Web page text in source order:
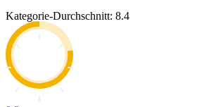
Kategorie-Durchschnitt: 8.4